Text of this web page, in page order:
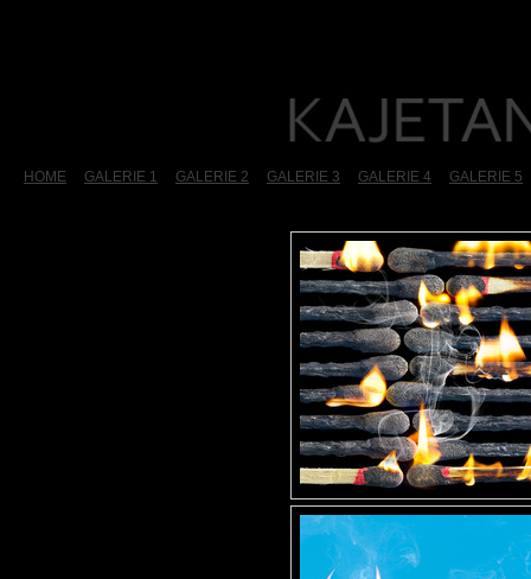
HOME GALERIE 1 GALERIE 2 GALERIE 3 GALERIE 4 GALERIE 5